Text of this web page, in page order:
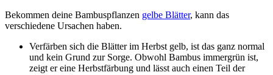
Bekommen deine Bambuspflanzen gelbe Blätter, kann das
verschiedene Ursachen haben.
Verfärben sich die Blätter im Herbst gelb, ist das ganz normal
und kein Grund zur Sorge. Obwohl Bambus immergrün ist,
zeigt er eine Herbstfärbung und lässt auch einen Teil der